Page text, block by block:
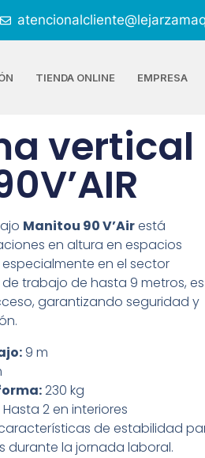
TIENDA ONLINE EMPRESA
vertical
Manitou 90 V’Airestá
en altura en espacios
en el sector
trabajo de hasta 9 metros, es
garantizando seguridad y
9 m
230 kg
Hasta 2 en interiores
de estabilidad
durante la jornada laboral.